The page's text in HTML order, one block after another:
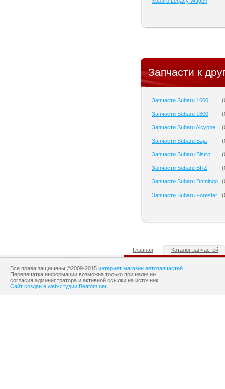
Запчасти к
Запчасти Subaru 1600 (
Запчасти Subaru 1800 (
Запчасти Subaru Alcyone (
Запчасти Subaru Baja (
Запчасти Subaru Bistro (
Запчасти Subaru BRZ (
Запчасти Subaru Domingo (
Запчасти Subaru Forester (
Главная Каталог запчастей
Все права защищены ©2009-2015 интернет магазин автозапчастей
Перепечатка информации возможна только при наличии
согласия администратора и активной ссылки на источник!
Сайт создан в web-студии Beatom.net